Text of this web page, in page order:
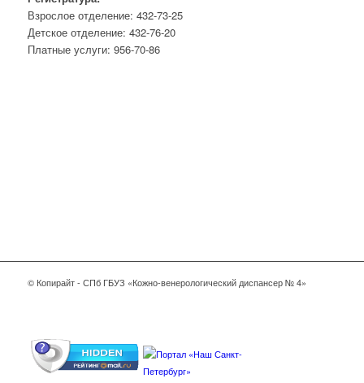
Взрослое отделение: 432-73-25
Детское отделение: 432-76-20
Платные услуги: 956-70-86
© Копирайт - СПб ГБУЗ «Кожно-венерологический диспансер № 4»